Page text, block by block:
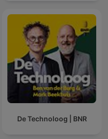
De Technoloog | BNR